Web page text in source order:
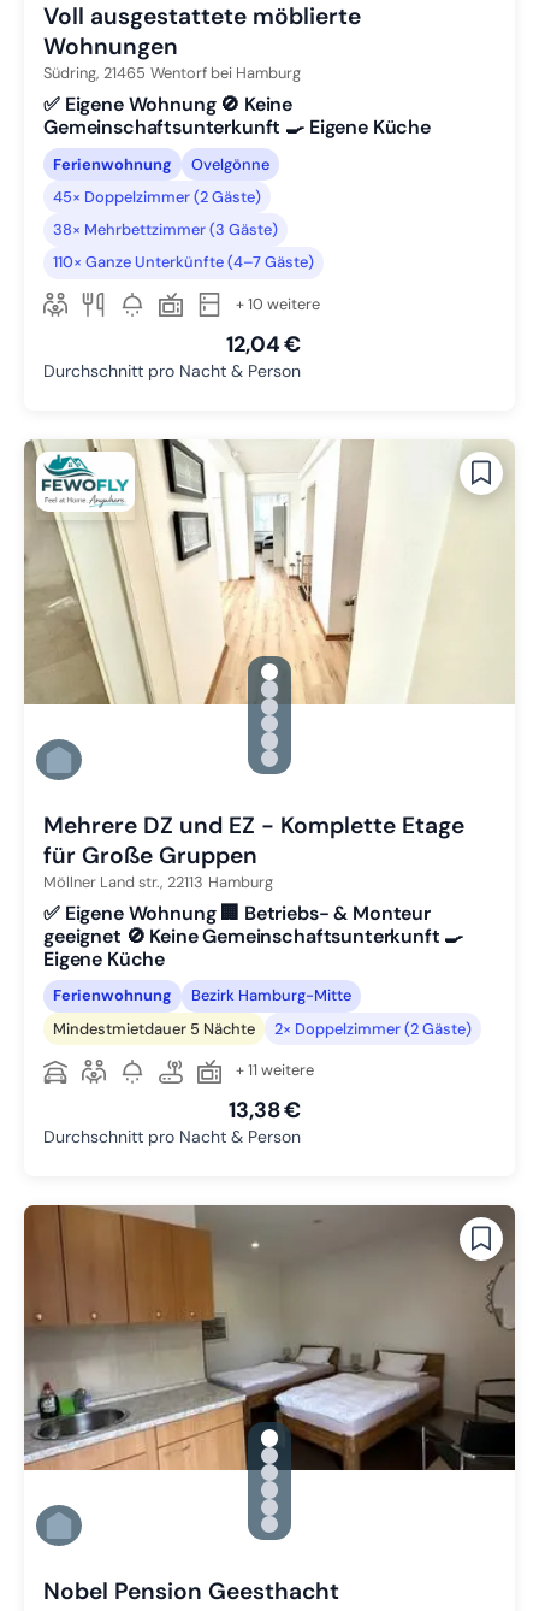
Voll ausgestattete möblierte
Wohnungen
Südring, 21465 Wentorf bei Hamburg
✅ Eigene Wohnung 🚫 Keine
Gemeinschaftsunterkunft 🍳 Eigene Küche
Ferienwohnung
Ovelgönne
45× Doppelzimmer (2 Gäste)
38× Mehrbettzimmer (3 Gäste)
110× Ganze Unterkünfte (4–7 Gäste)
+ 10 weitere
12,04 €
Durchschnitt pro Nacht & Person
gallery.slide_selector
Zu Slide 1 wechseln
Zu Slide 2 wechseln
Zu Slide 3 wechseln
Zu Slide 4 wechseln
Zu Slide 5 wechseln
Zu Slide 6 wechseln
Mehrere DZ und EZ - Komplette Etage
für Große Gruppen
Möllner Land str., 22113 Hamburg
✅ Eigene Wohnung 🏢 Betriebs- & Monteur
geeignet 🚫 Keine Gemeinschaftsunterkunft 🍳
Eigene Küche
Ferienwohnung
Bezirk Hamburg-Mitte
Mindestmietdauer 5 Nächte
2× Doppelzimmer (2 Gäste)
+ 11 weitere
13,38 €
Durchschnitt pro Nacht & Person
gallery.slide_selector
Zu Slide 1 wechseln
Zu Slide 2 wechseln
Zu Slide 3 wechseln
Zu Slide 4 wechseln
Zu Slide 5 wechseln
Zu Slide 6 wechseln
Nobel Pension Geesthacht